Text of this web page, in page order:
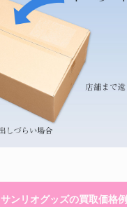
サンリオグッズの買取価格例